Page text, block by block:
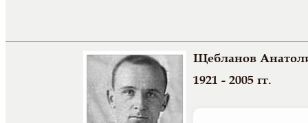
Щебланов
1921 - 2005 гг.